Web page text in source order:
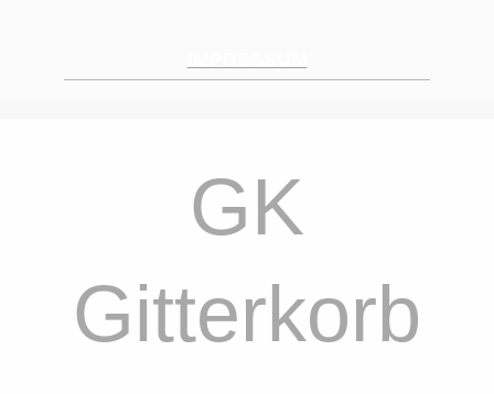
GK
Gitterkorb